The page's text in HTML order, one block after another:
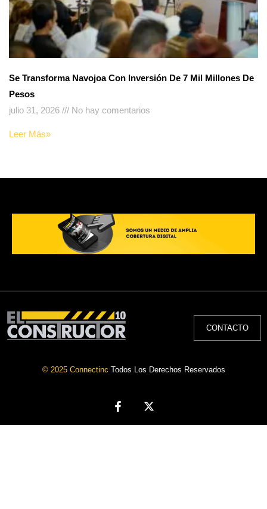
Se Transforma Navojoa Con Inversión De 7 Mil Millones De
Pesos
julio 31, 2026
No hay comentarios
Leer Más»
CONTACTO
© 2025 Connectinc Todos Los Derechos Reservados